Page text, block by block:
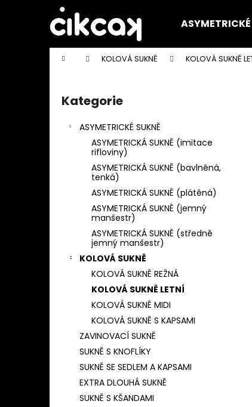
ASYMETRICKÉ
Domů KOLOVÁ SUKNĚ KOLOVÁ SUKNĚ
Přeskočit
kategorie
Kategorie
ASYMETRICKÉ SUKNĚ
ASYMETRICKÁ SUKNĚ (imitace
rifloviny)
ASYMETRICKÁ SUKNĚ (bavlněná,
tenká)
ASYMETRICKÁ SUKNĚ (plátěná)
ASYMETRICKÁ SUKNĚ (jemný
manšestr)
ASYMETRICKÁ SUKNĚ (středně
jemný manšestr)
KOLOVÁ SUKNĚ
KOLOVÁ SUKNĚ REŽNÁ
KOLOVÁ SUKNĚ LETNÍ
KOLOVÁ SUKNĚ MIDI
KOLOVÁ SUKNĚ S KAPSAMI
ZAVINOVACÍ SUKNĚ
SUKNĚ S KNOFLÍKY
SUKNĚ SE SEDLEM A KAPSAMI
EXTRA DLOUHÁ SUKNĚ
SUKNĚ S KŠANDAMI
Zpět
Zpět
ZAVINOVACÍ SUKNĚ TENKÝ PROUŽEK
(TMAVĚ MODRÁ)
850 Kč